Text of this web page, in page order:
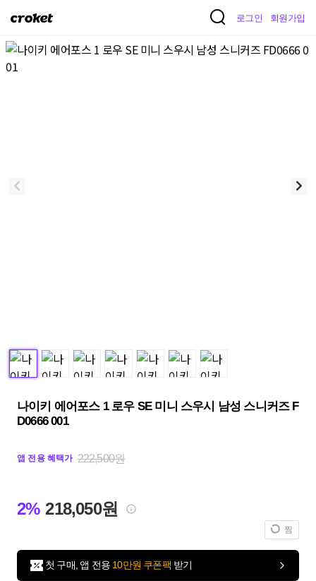
크
켓
로그인 회원가입
나이키 에어포스 1 로우 SE 미니 스우시 남성 스니커즈 F
D0666 001
앱 전용 혜택가 222,500원
2% 218,050원
찜
첫 구매, 앱 전용 10만원 쿠폰팩 받기